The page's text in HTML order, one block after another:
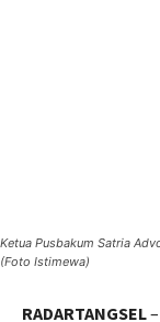
Ketua Pusbakum Satria
(Foto Istimewa)
RADARTANGSEL